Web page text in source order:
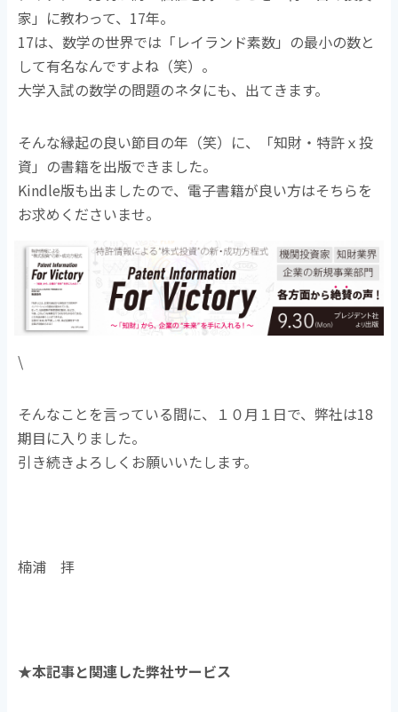
家」に教わって、17年。
17は、数学の世界では「レイランド素数」の最小の数と
して有名なんですよね（笑）。
大学入試の数学の問題のネタにも、出てきます。
そんな縁起の良い節目の年（笑）に、「知財・特許ｘ投
資」の書籍を出版できました。
Kindle版も出ましたので、電子書籍が良い方はそちらを
お求めくださいませ。
\
そんなことを言っている間に、１０月１日で、弊社は18
期目に入りました。
引き続きよろしくお願いいたします。
楠浦 拝
★本記事と関連した弊社サービス